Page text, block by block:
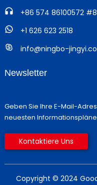
+86 574 86100572
+1 626 623 2518
info@ningbo-
Newsletter
Geben Sie Ihre E-Mail-
neuesten
Kontaktiere Uns
Copyright © 2024